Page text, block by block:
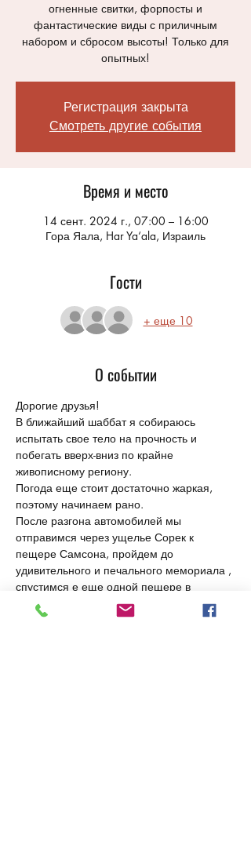
огненные свитки, форпосты и
фантастические виды с приличным
набором и сбросом высоты! Только для
опытных!
Регистрация закрыта
Смотреть другие события
Время и место
14 сент. 2024 г., 07:00 – 16:00
Гора Яала, Har Ya‘ala, Израиль
Гости
+ еще 10
О событии
Дорогие друзья!
В ближайший шаббат я собираюсь
испытать свое тело на прочность и
побегать вверх-вниз по крайне
живописному региону.
Погода еще стоит достаточно жаркая,
поэтому начинаем рано.
После разгона автомобилей мы
отправимся через ущелье Сорек к
пещере Самсона, пройдем до
удивительного и печального мемориала ,
спустимся е еще одной пещере в
ущелье Кисалон и продолжим к дороге
форпостов, с которой видна главная